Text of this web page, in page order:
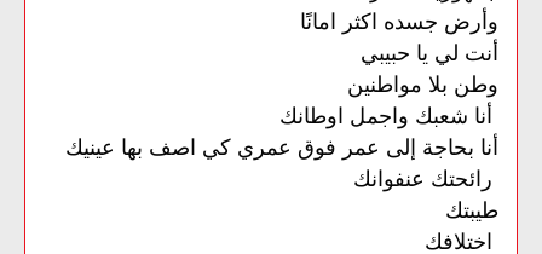
وأرض جسده اكثر امانًا
أنت لي يا حبيبي
وطن بلا مواطنين
أنا شعبك واجمل اوطانك
أنا بحاجة إلى عمر فوق عمري كي اصف بها عينيك
رائحتك عنفوانك
طيبتك
اختلافك